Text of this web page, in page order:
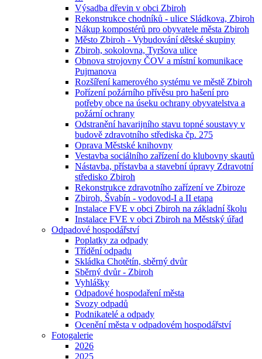
Výsadba dřevin v obci Zbiroh
Rekonstrukce chodníků - ulice Sládkova, Zbiroh
Nákup kompostérů pro obyvatele města Zbiroh
Město Zbiroh - Vybudování dětské skupiny
Zbiroh, sokolovna, Tyršova ulice
Obnova strojovny ČOV a místní komunikace
Pujmanova
Rozšíření kamerového systému ve městě Zbiroh
Pořízení požárního přívěsu pro hašení pro
potřeby obce na úseku ochrany obyvatelstva a
požární ochrany
Odstranění havarijního stavu topné soustavy v
budově zdravotního střediska čp. 275
Oprava Městské knihovny
Vestavba sociálního zařízení do klubovny skautů
Nástavba, přístavba a stavební úpravy Zdravotní
středisko Zbiroh
Rekonstrukce zdravotního zařízení ve Zbiroze
Zbiroh, Švabín - vodovod-I a II etapa
Instalace FVE v obci Zbiroh na základní školu
Instalace FVE v obci Zbiroh na Městský úřad
Odpadové hospodářství
Poplatky za odpady
Třídění odpadu
Skládka Chotětín, sběrný dvůr
Sběrný dvůr - Zbiroh
Vyhlášky
Odpadové hospodaření města
Svozy odpadů
Podnikatelé a odpady
Ocenění města v odpadovém hospodářství
Fotogalerie
2026
2025